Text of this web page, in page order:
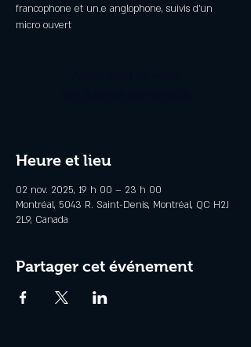
francophone et un.e anglophone, suivis d’un
micro ouvert
Heure et lieu
02 nov. 2025, 19 h 00 – 23 h 00
Montréal, 5043 R. Saint-Denis, Montréal, QC H2J
2L9, Canada
Partager cet événement